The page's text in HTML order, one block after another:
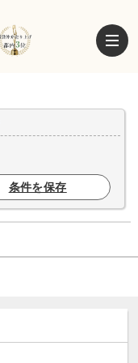
条件を保存